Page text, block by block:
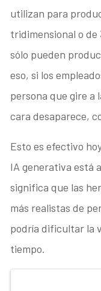
utilizan para
tridimensional o de
sólo pueden
eso, si los
persona que gire a
cara desaparece,
Esto es efectivo
IA generativa está
significa que las
más realistas de
podría dificultar la
tiempo.